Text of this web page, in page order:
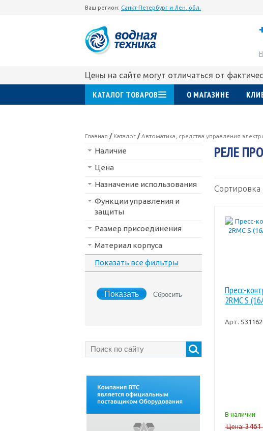
Ваш регион: Санкт-Петербург и Лен. обл.
Цены на сайте могут отличаться от
КАТАЛОГ ТОВАРОВ О МАГАЗИНЕ
Главная / Каталог /Автоматика, средства управления
Наличие
Цена
Назначение использования
Функции управления и
защиты
Размер присоединения
Материал корпуса
Показать все фильтры
РЕЛЕ
Сортировка
Пресс-
2RMC S
Арт.
В наличии
Цена:3461